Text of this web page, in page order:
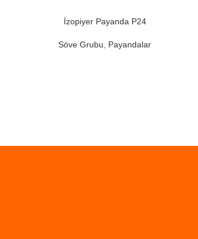
İzopiyer Payanda P24
Söve Grubu
Payandalar